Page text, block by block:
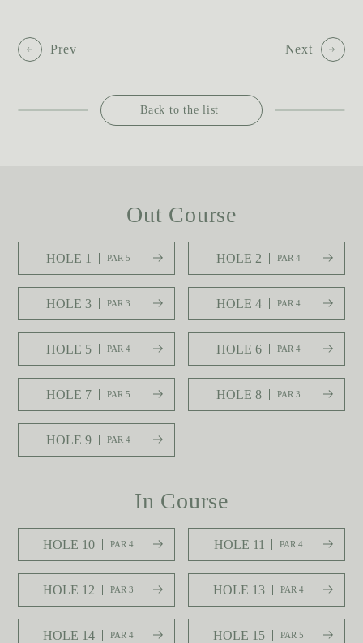
Prev Next
Back to the list
Out Course
HOLE 1 PAR 5 HOLE 2 PAR 4
HOLE 3 PAR 3 HOLE 4 PAR 4
HOLE 5 PAR 4 HOLE 6 PAR 4
HOLE 7 PAR 5 HOLE 8 PAR 3
HOLE 9 PAR 4
In Course
HOLE 10 PAR 4 HOLE 11 PAR 4
HOLE 12 PAR 3 HOLE 13 PAR 4
HOLE 14 PAR 4 HOLE 15 PAR 5